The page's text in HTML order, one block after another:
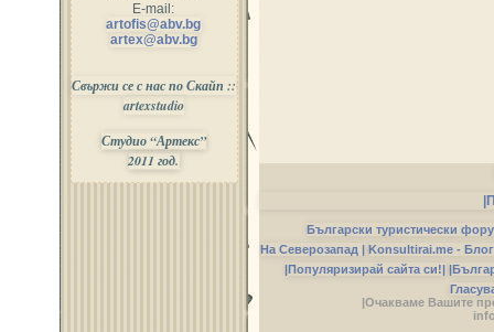
E-mail:
artofis@abv.bg
artex@abv.bg
Свържи се с нас по Скайп ::
artexstudio
Студио “Артекс”
2011 год.
Български туристически
На Северозапад | Konsultirai.me -
|Популяризирай сайта си!|
|Очакваме Вашите